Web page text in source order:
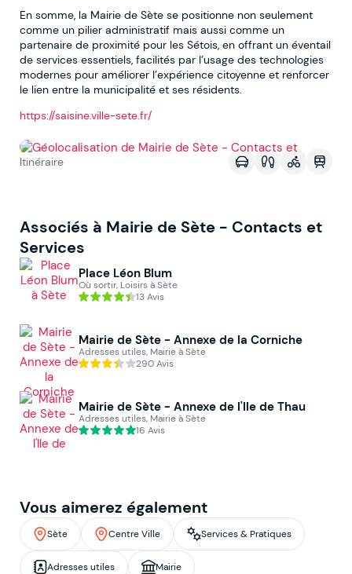
En somme, la Mairie de Sète se positionne non seulement
comme un pilier administratif mais aussi comme un
partenaire de proximité pour les Sétois, en offrant un éventail
de services essentiels, facilités par l’usage des technologies
modernes pour améliorer l’expérience citoyenne et renforcer
le lien entre la municipalité et ses résidents.
https://saisine.ville-sete.fr/
Itinéraire
Associés à Mairie de Sète - Contacts et
Services
Place Léon Blum
Où sortir, Loisirs à Sète
13 Avis
Mairie de Sète - Annexe de la Corniche
Adresses utiles, Mairie à Sète
290 Avis
Mairie de Sète - Annexe de l'Ile de Thau
Adresses utiles, Mairie à Sète
16 Avis
Vous aimerez également
Sète Centre Ville Services & Pratiques
Adresses utiles Mairie